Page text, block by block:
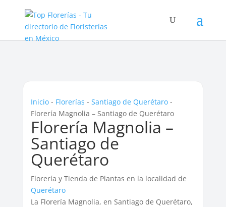
Inicio- Florerías - Santiago de Querétaro-
Florería Magnolia – Santiago de Querétaro
Florería Magnolia –
Santiago de
Querétaro
Florería y Tienda de Plantas en la localidad de
Querétaro
La Florería Magnolia, en Santiago de Querétaro,